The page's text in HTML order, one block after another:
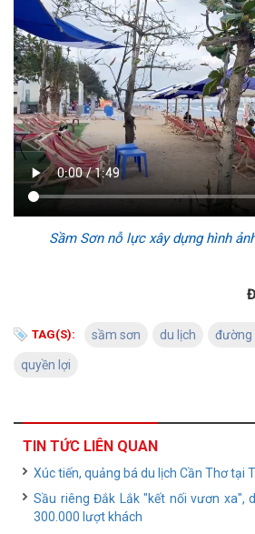
Sầm Sơn nỗ lực xây dựng hình
TAG(S): sầm sơn du lịch đường
quyền lợi
TIN TỨC LIÊN QUAN
Xúc tiến, quảng bá du lịch Cần Thơ tại
Sầu riêng Đắk Lắk "kết nối vươn xa",
300.000 lượt khách